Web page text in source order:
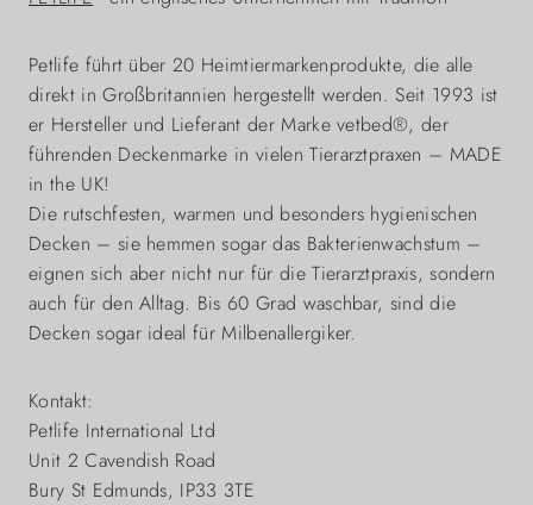
Petlife führt über 20 Heimtiermarkenprodukte, die alle
direkt in Großbritannien hergestellt werden. Seit 1993 ist
er Hersteller und Lieferant der Marke vetbed®, der
führenden Deckenmarke in vielen Tierarztpraxen – MADE
in the UK!
Die rutschfesten, warmen und besonders hygienischen
Decken – sie hemmen sogar das Bakterienwachstum –
eignen sich aber nicht nur für die Tierarztpraxis, sondern
auch für den Alltag. Bis 60 Grad waschbar, sind die
Decken sogar ideal für Milbenallergiker.
Kontakt:
Petlife International Ltd
Unit 2 Cavendish Road
Bury St Edmunds, IP33 3TE